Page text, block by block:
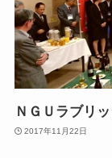
ＮＧＵラブリ
2017年11月22日